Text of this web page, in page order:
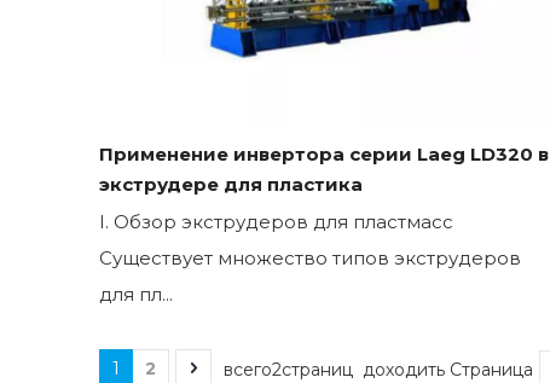
Применение инвертора серии Laeg LD320 в
экструдере для пластика
I. Обзор экструдеров для пластмасс
Существует множество типов экструдеров
для пл...
1 2 всего2страниц доходить Страница